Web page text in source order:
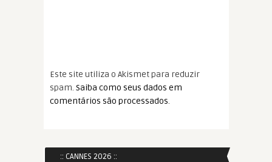
Este site utiliza o Akismet para reduzir
spam. Saiba como seus dados em
comentários são processados.
:: CANNES 2026 ::